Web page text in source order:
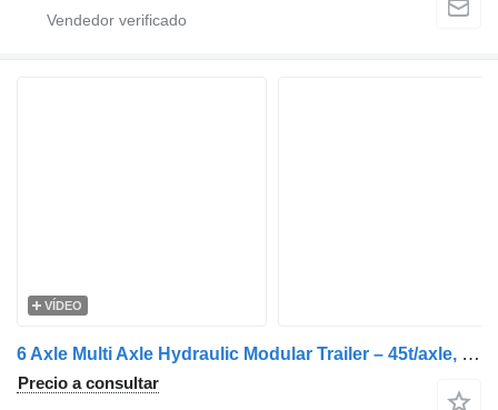
VÍDEO
6 Axle Multi Axle Hydraulic Modular Trailer – 45t/axle, Goldhofe
Precio a consultar